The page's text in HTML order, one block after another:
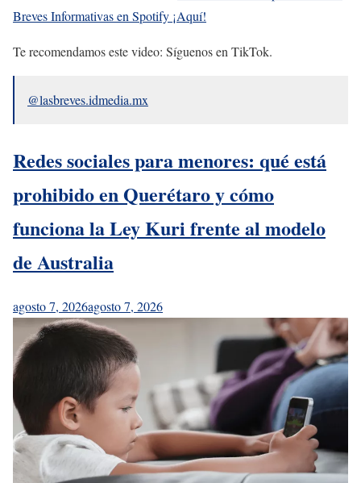
Breves Informativas en Spotify ¡Aquí!
Te recomendamos este video: Síguenos en TikTok.
@lasbreves.idmedia.mx
Redes sociales para menores: qué está
prohibido en Querétaro y cómo
funciona la Ley Kuri frente al modelo
de Australia
agosto 7, 2026agosto 7, 2026